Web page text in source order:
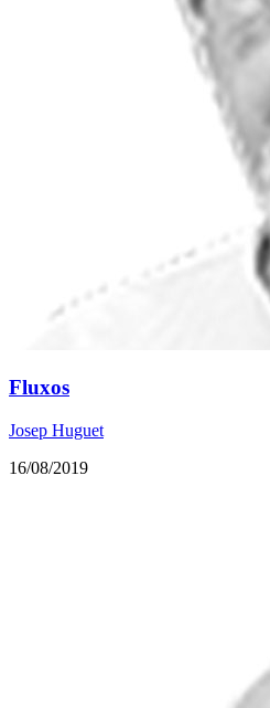
Fluxos
Josep Huguet
16/08/2019